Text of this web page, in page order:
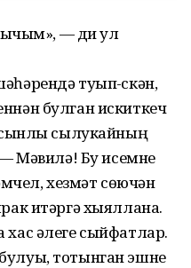
— ди ул
туып-үскән,
булган искиткеч
сылукайның
Мәвилә! Бу исемне
хезмәт сөючән
итәргә хыяллана.
әлеге сыйфатлар.
тотынган эшне